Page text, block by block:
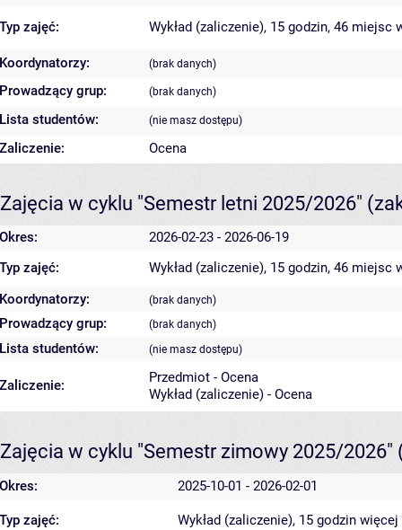
Typ zajęć: Wykład (zaliczenie), 15 godzin, 46 miejsc
Koordynatorzy: (brak danych)
Prowadzący grup: (brak danych)
Lista studentów: (nie masz dostępu)
Zaliczenie: Ocena
Zajęcia w cyklu "Semestr letni 2025/2026"
Okres:
2026-02-23 - 2026-06-19
Typ zajęć:
Wykład (zaliczenie), 15 godzin, 46 miejsc
Koordynatorzy:
(brak danych)
Prowadzący grup: (brak danych)
Lista studentów: (nie masz dostępu)
Zaliczenie:
Przedmiot - Ocena
Wykład (zaliczenie) - Ocena
Zajęcia w cyklu "Semestr zimowy 2025/2026"
Okres: 2025-10-01 - 2026-02-01
Typ zajęć: Wykład (zaliczenie), 15 godzin